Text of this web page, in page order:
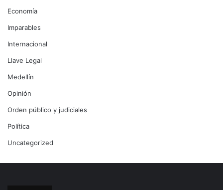
Economía
Imparables
Internacional
Llave Legal
Medellín
Opinión
Orden público y judiciales
Política
Uncategorized